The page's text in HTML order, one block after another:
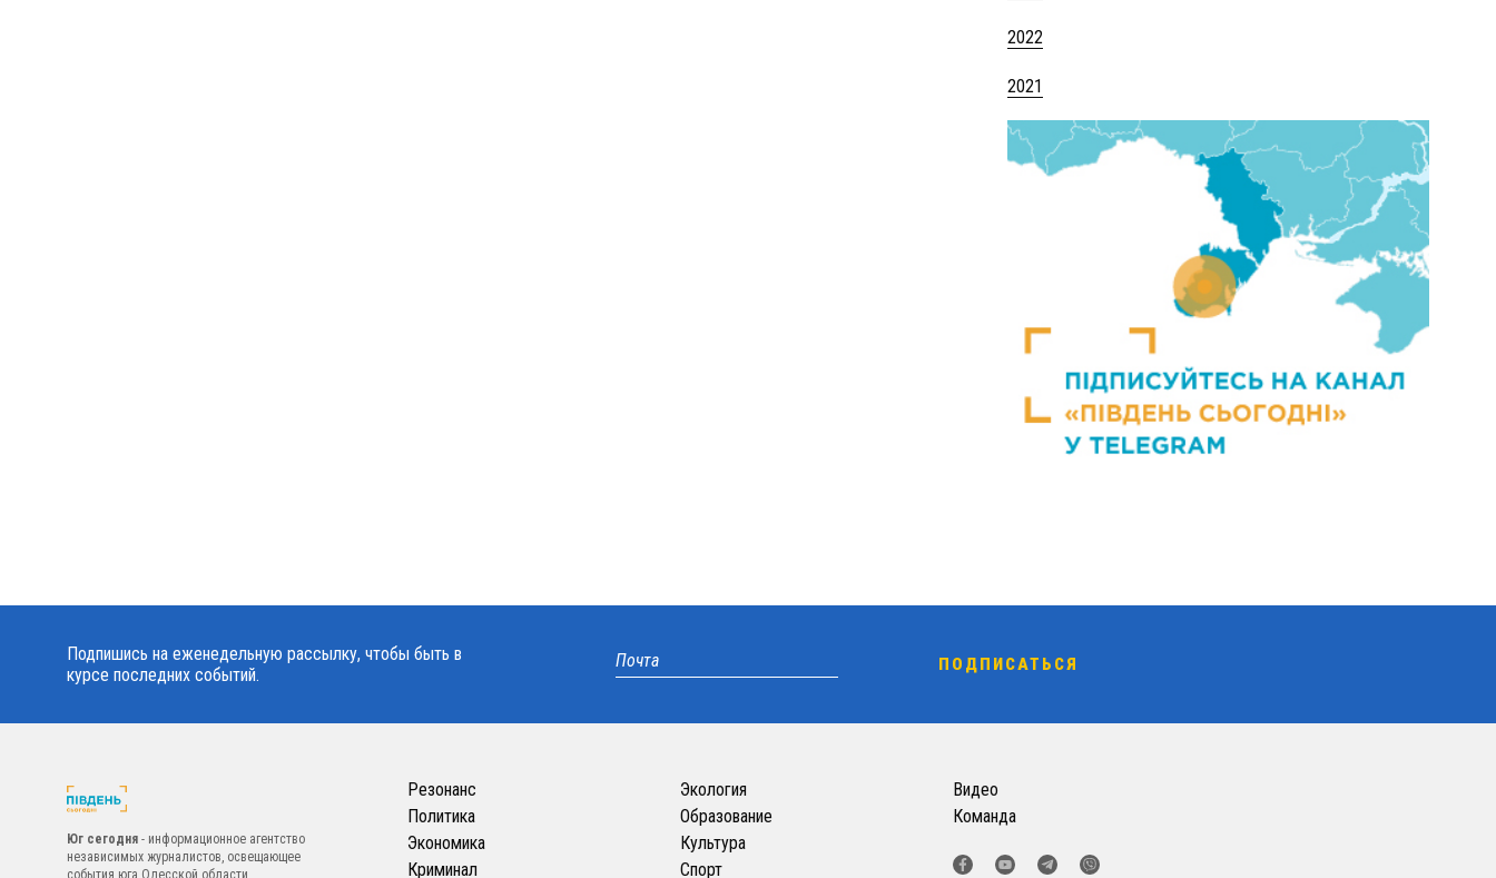
2022
2021
Подпишись на еженедельную рассылку, чтобы быть в
курсе последних событий.
Юг сегодня - информационное агентство
независимых журналистов, освещающее
события юга Одесской области.
Резонанс
Политика
Экономика
Криминал
Экология
Образование
Культура
Спорт
Видео
Команда